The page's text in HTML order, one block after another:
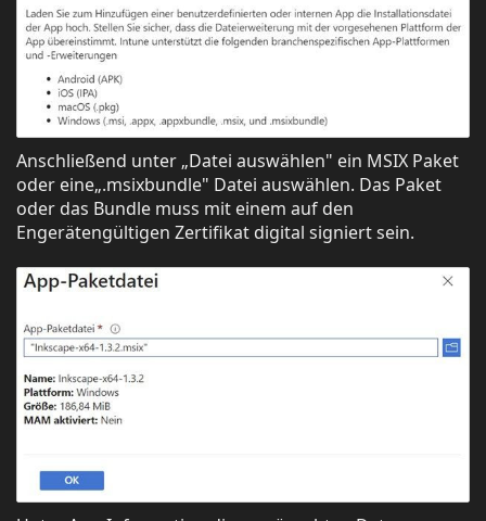
Anschließend unter „Datei auswählen" ein MSIX Paket
oder eine„.msixbundle" Datei auswählen. Das Paket
oder das Bundle muss mit einem auf den
Engerätengültigen Zertifikat digital signiert sein.